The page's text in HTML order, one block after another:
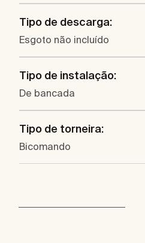
Tipo de descarga:
Esgoto não incluído
Tipo de instalação:
De bancada
Tipo de torneira:
Bicomando